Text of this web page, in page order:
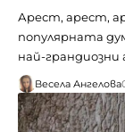
Арест, арест,
популярната
най-
Весела Ангелова